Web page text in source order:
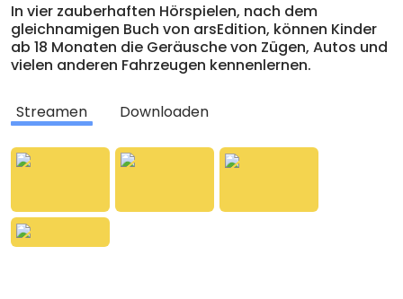
In vier zauberhaften Hörspielen, nach dem
gleichnamigen Buch von arsEdition, können Kinder
ab 18 Monaten die Geräusche von Zügen, Autos und
vielen anderen Fahrzeugen kennenlernen.
Enthaltene Folgen:
Meine Fahrzeuge
Bei der Polizei
Spieldauer: ca. 38 Minuten
Altersempfehlung: ab 18 Monaten
Streamen Downloaden